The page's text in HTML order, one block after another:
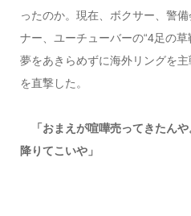
ったのか。現在、ボクサー、警
ナー、ユーチューバーの“4足の
夢をあきらめずに海外リングを
を直撃した。
「おまえが喧嘩売ってきたん
降りてこいや」